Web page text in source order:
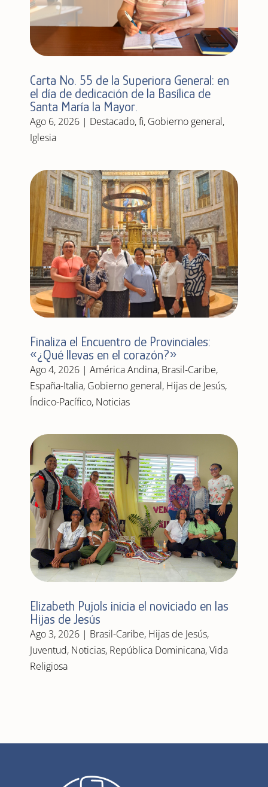
Carta No. 55 de la Superiora General: en
el día de dedicación de la Basílica de
Santa María la Mayor.
Ago 6, 2026| Destacado,fi, Gobierno general,
Iglesia
Finaliza el Encuentro de Provinciales:
«¿Qué llevas en el corazón?»
Ago 4, 2026| América Andina, Brasil-Caribe,
España-Italia, Gobierno general, Hijas de Jesús,
Índico-Pacífico, Noticias
Elizabeth Pujols inicia el noviciado en las
Hijas de Jesús
Ago 3, 2026| Brasil-Caribe, Hijas de Jesús,
Juventud, Noticias, República Dominicana,Vida
Religiosa